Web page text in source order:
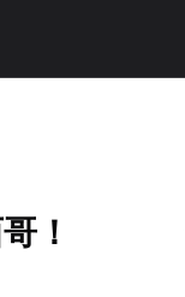
！